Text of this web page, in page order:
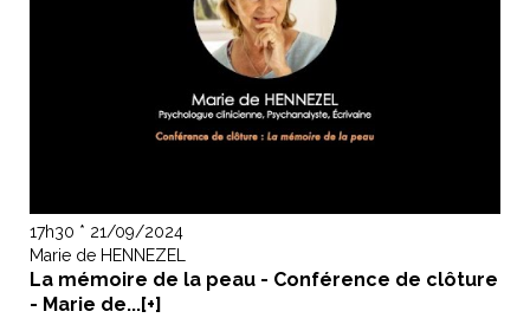
17h30 * 21/09/2024
Marie de HENNEZEL
La mémoire de la peau - Conférence de clôture
- Marie de...[+]